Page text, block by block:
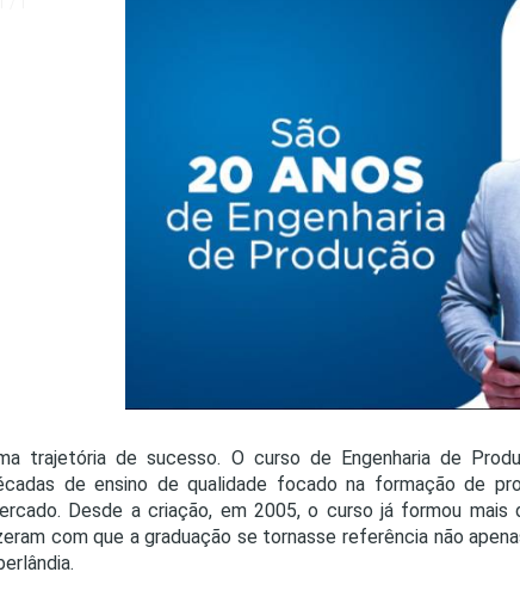
trajetória de sucesso. O curso de Engenharia de
de ensino de qualidade focado na formação de
Desde a criação, em 2005, o curso já formou
com que a graduação se tornasse referência não